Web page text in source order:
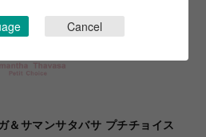
＆サマンサタバサ プチチョイス
Cancel